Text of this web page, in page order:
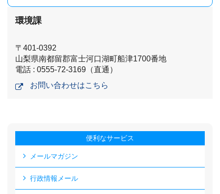
環境課
〒401-0392
山梨県南都留郡富士河口湖町船津1700番地
電話 : 0555-72-3169（直通）
お問い合わせはこちら
便利なサービス
メールマガジン
行政情報メール